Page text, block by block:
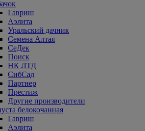
Гавриш
Аэлита
Уральский дачник
Семена Алтая
СеДек
Поиск
НК ЛТД
СибСад
Партнер
Престиж
Другие производители
белокочанная
Гавриш
Аэлита